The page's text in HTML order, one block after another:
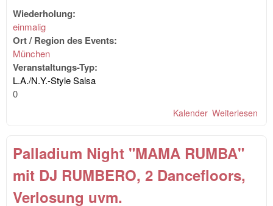
Wiederholung:
einmalig
Ort / Region des Events:
München
Veranstaltungs-Typ:
L.A./N.Y.-Style Salsa
0
Weiterlesen
Kalender
Palladium Night "MAMA RUMBA"
mit DJ RUMBERO, 2 Dancefloors,
Verlosung uvm.